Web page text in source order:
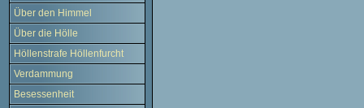
Über den Himmel
Über die Hölle
Höllenstrafe Höllenfurcht
Verdammung
Besessenheit